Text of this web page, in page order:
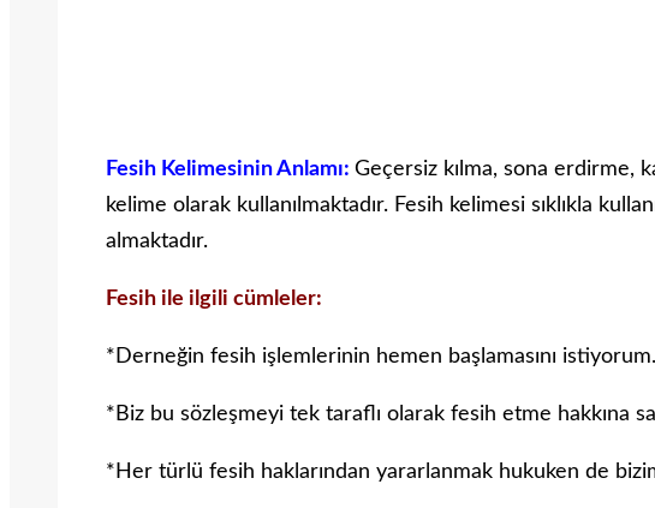
Fesih Kelimesinin Anlamı: Geçersiz kılma, sona erdirme,
kelime olarak kullanılmaktadır. Fesih kelimesi sıklıkla
almaktadır.
Fesih ile ilgili cümleler:
*Derneğin fesih işlemlerinin hemen başlamasını istiyorum.
*Biz bu sözleşmeyi tek taraflı olarak fesih etme hakkına
*Her türlü fesih haklarından yararlanmak hukuken de